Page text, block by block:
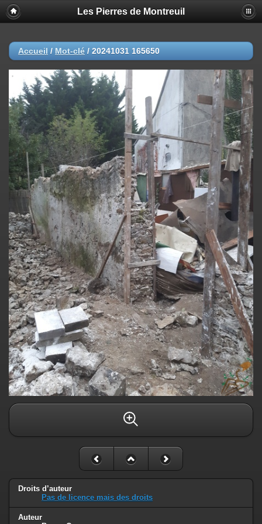
Les Pierres de Montreuil
Accueil / Mot-clé / 20241031 165650
Droits d’auteur
Pas de licence mais des droits
Auteur